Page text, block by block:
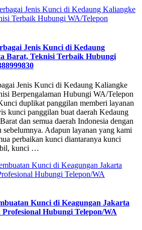
Jenis Kunci di Kedaung
Barat, Teknisi Terbaik Hubungi
Jenis Kunci di Kedaung Kaliangke
Berpengalaman Hubungi WA/Telepon
duplikat panggilan memberi layanan
kunci panggilan buat daerah Kedaung
dan semua daerah Indonesia dengan
sebelumnya. Adapun layanan yang kami
perbaikan kunci diantaranya kunci
kunci …
Kunci di Keagungan Jakarta
Hubungi Telepon/WA